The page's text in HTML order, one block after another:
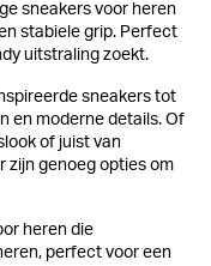
sneakers voor heren
stabiele grip. Perfect
uitstraling zoekt.
sneakers tot
en moderne details. Of
of juist van
zijn genoeg opties om
heren die
perfect voor een